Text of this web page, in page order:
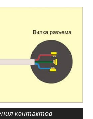
контактов